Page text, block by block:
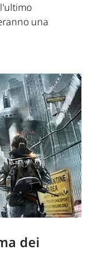
una
dei